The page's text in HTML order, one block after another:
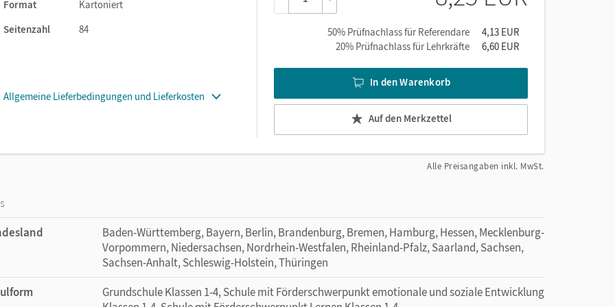
Stars check
– gedruckt im Heft oder digital in der Cornelsen Lernen
und passen in jeder Klassenstufe zu den Lehrplaninhalten für
Format
Kartoniert
Seitenzahl
84
Allgemeine Lieferbedingungen und Lieferkosten
50% Prüfnachlass für Referendare
4,13 EUR
20% Prüfnachlass für Lehrkräfte
6,60 EUR
In den Warenkorb
Auf den Merkzettel
Alle Preisangaben inkl. MwSt.
Baden-Württemberg, Bayern, Berlin, Brandenburg, Bremen, Hamburg, Hessen, Mecklenburg-
Vorpommern, Niedersachsen, Nordrhein-Westfalen, Rheinland-Pfalz, Saarland, Sachsen,
Sachsen-Anhalt, Schleswig-Holstein, Thüringen
Grundschule Klassen 1-4, Schule mit Förderschwerpunkt emotionale und soziale Entwicklung